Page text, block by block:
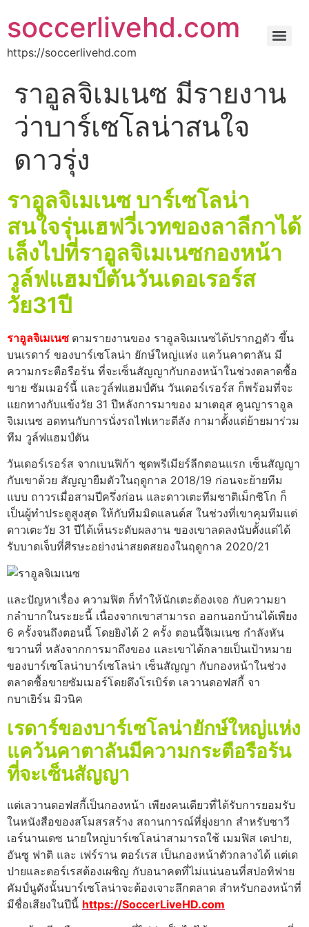
soccerlivehd.com
https://soccerlivehd.com
ราอูลจิเมเนซ มีรายงาน
ว่าบาร์เซโลน่าสนใจ
ดาวรุ่ง
ราอูลจิเมเนซ บาร์เซโลน่า
สนใจรุ่นเฮฟวี่เวทของลาลีกาได้
เล็งไปที่ราอูลจิเมเนซกองหน้า
วูล์ฟแฮมป์ตันวันเดอเรอร์ส
วัย31ปี
ราอูลจิเมเนซ ตามรายงานของ ราอูลจิเมเนซได้ปรากฏตัว ขึ้น
บนเรดาร์ ของบาร์เซโลน่า ยักษ์ใหญ่แห่ง แคว้นคาตาลัน มี
ความกระตือรือร้น ที่จะเซ็นสัญญากับกองหน้าในช่วงตลาดซื้อ
ขาย ซัมเมอร์นี้ และวูล์ฟแฮมป์ตัน วันเดอร์เรอร์ส ก็พร้อมที่จะ
แยกทางกับแข้งวัย 31 ปีหลังการมาของ มาเตอุส คูนญาราอูล
จิเมเนซ อดทนกับการนั่งรถไฟเหาะตีลัง กามาตั้งแต่ย้ายมาร่วม
ทีม วูล์ฟแฮมป์ตัน
วันเดอร์เรอร์ส จากเบนฟิก้า ชุดพรีเมียร์ลีกตอนแรก เซ็นสัญญา
กับเขาด้วย สัญญายืมตัวในฤดูกาล 2018/19 ก่อนจะย้ายทีม
แบบ ถาวรเมื่อสามปีครึ่งก่อน และดาวเตะทีมชาติเม็กซิโก ก็
เป็นผู้ทําประตูสูงสุด ให้กับทีมมิดแลนด์ส ในช่วงที่เขาคุมทีมแต่
ดาวเตะวัย 31 ปีได้เห็นระดับผลงาน ของเขาลดลงนับตั้งแต่ได้
รับบาดเจ็บที่ศีรษะอย่างน่าสยดสยองในฤดูกาล 2020/21
และปัญหาเรื่อง ความฟิต ก็ทําให้นักเตะต้องเจอ กับความยา
กลําบากในระยะนี้ เนื่องจากเขาสามารถ ออกนอกบ้านได้เพียง
6 ครั้งจนถึงตอนนี้ โดยยิงได้ 2 ครั้ง ตอนนี้จิเมเนซ กําลังหัน
ขวานที่ หลังจากการมาถึงของ และเขาได้กลายเป็นเป้าหมาย
ของบาร์เซโลน่าบาร์เซโลน่า เซ็นสัญญา กับกองหน้าในช่วง
ตลาดซื้อขายซัมเมอร์โดยดึงโรเบิร์ต เลวานดอฟสกี้ จา
กบาเยิร์น มิวนิค
เรดาร์ของบาร์เซโลน่ายักษ์ใหญ่แห่ง
แคว้นคาตาลันมีความกระตือรือร้น
ที่จะเซ็นสัญญา
แต่เลวานดอฟสกี้เป็นกองหน้า เพียงคนเดียวที่ได้รับการยอมรับ
ในหนังสือของสโมสรสร้าง สถานการณ์ที่ยุ่งยาก สําหรับซาวี
เอร์นานเดซ นายใหญ่บาร์เซโลน่าสามารถใช้ เมมฟิส เดปาย,
อันซู ฟาติ และ เฟร์ราน ตอร์เรส เป็นกองหน้าตัวกลางได้ แต่เด
ปายและตอร์เรสต้องเผชิญ กับอนาคตที่ไม่แน่นอนที่สปอทิฟาย
คัมป์นูดังนั้นบาร์เซโลน่าจะต้องเจาะลึกตลาด สําหรับกองหน้าที่
มีชื่อเสียงในปีนี้ https://SoccerLiveHD.com